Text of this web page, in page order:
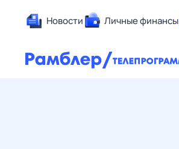
Новости Личные финансы